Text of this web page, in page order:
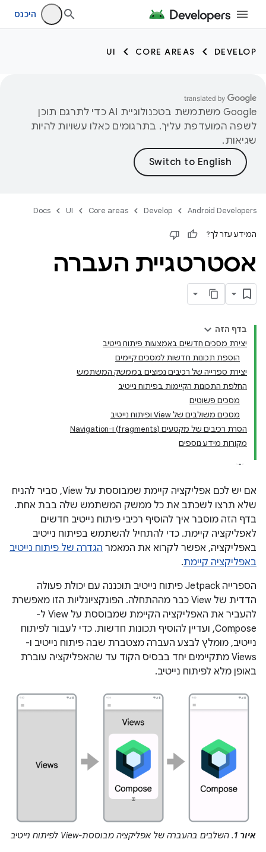
היכנס
DEVELOP
CORE AREAS
UI
‫Google משתמשת בטכנולוגיית AI כדי לתרגם תוכן
לשפה המועדפת עליך. בתרגומים כאלו עשויות להיות
שגיאות.
Android Developers
Develop
Core areas
UI
Docs
המידע עזר לך?
אסטרטגיית העברה
בדף הזה
יצירת מסכים חדשים באמצעות פיתוח נייטיב
הוספת תכונות חדשות למסכים קיימים
יצירת ספרייה של רכיבים נפוצים בממשק המשתמש
החלפת התכונות הקיימות בפיתוח נייטיב
מסכים פשוטים
מסכים משולבים של View ופיתוח נייטיב
הסרת רכיבים של מקטעים (fragments) ו-Navigation
מקורות מידע נוספים
אם יש לכם אפליקציה קיימת שמבוססת על View, סביר להניח
שלא תרצו לשכתב את כל ממשק המשתמש שלה בבת אחת.
בדף הזה מוסבר איך להוסיף רכיבי פיתוח נייטיב חדשים
לאפליקציה קיימת. כדי להתחיל להשתמש בפיתוח נייטיב
באפליקציה, אפשר לקרוא את המאמר הגדרה של פיתוח נייטיב
באפליקציה קיימת.
הספרייה Jetpack פיתוח נייטיב תוכננה עם יכולת פעולה
הדדית של View כבר מההתחלה. הפונקציונליות הזו מאפשרת
להעביר את האפליקציה הקיימת שמבוססת על View ל-
Compose, ועדיין להוסיף תכונות חדשות. כדי לעבור לפיתוח
נייטיב, מומלץ לבצע העברה מצטברת שבה פיתוח נייטיב ו-
Views מתקיימים יחד בבסיס הקוד עד שהאפליקציה עוברת
באופן מלא לפיתוח נייטיב.
איור 1 . השלבים בהעברה של אפליקציה מבוססת-View לפיתוח נייטיב